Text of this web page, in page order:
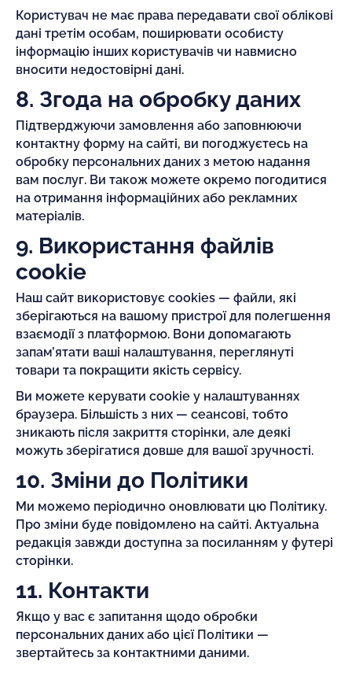
Користувач не має права передавати свої облікові
дані третім особам, поширювати особисту
інформацію інших користувачів чи навмисно
вносити недостовірні дані.
8. Згода на обробку даних
Підтверджуючи замовлення або заповнюючи
контактну форму на сайті, ви погоджуєтесь на
обробку персональних даних з метою надання
вам послуг. Ви також можете окремо погодитися
на отримання інформаційних або рекламних
матеріалів.
9. Використання файлів
cookie
Наш сайт використовує cookies — файли, які
зберігаються на вашому пристрої для полегшення
взаємодії з платформою. Вони допомагають
запам’ятати ваші налаштування, переглянуті
товари та покращити якість сервісу.
Ви можете керувати cookie у налаштуваннях
браузера. Більшість з них — сеансові, тобто
зникають після закриття сторінки, але деякі
можуть зберігатися довше для вашої зручності.
10. Зміни до Політики
Ми можемо періодично оновлювати цю Політику.
Про зміни буде повідомлено на сайті. Актуальна
редакція завжди доступна за посиланням у футері
сторінки.
11. Контакти
Якщо у вас є запитання щодо обробки
персональних даних або цієї Політики —
звертайтесь за контактними даними.